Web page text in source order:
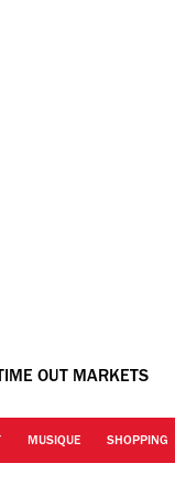
OUT MARKETS
MUSIQUE SHOPPING